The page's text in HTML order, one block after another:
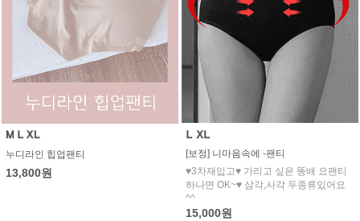
누디라인 힙업팬티
13,800원
[보정] 니마음속에 -팬티
♥3차재입고♥ 가리고 싶은 똥배 요팬티
하나면 OK~♥ 삼각,사각 두종류있어요
^^
15,000원